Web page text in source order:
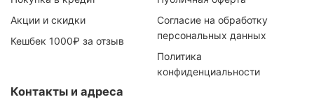
Акции и скидки
Кешбек 1000₽ за отзыв
Согласие на обработку
персональных данных
Политика
конфиденциальности
Контакты и адреса